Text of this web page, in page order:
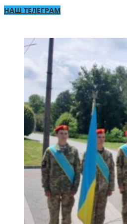
НАШ ТЕЛЕГРАМ